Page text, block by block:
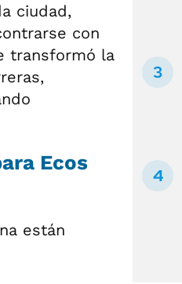
ciudad,
con
transformó la
Ecos
están